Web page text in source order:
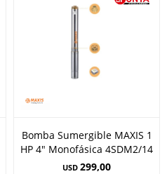
Bomba Sumergible MAXIS 1
HP 4" Monofásica 4SDM2/14
USD 299,00